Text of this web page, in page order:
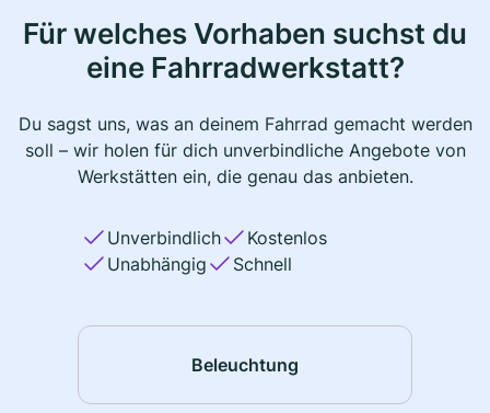
Für welches Vorhaben suchst du
eine Fahrradwerkstatt?
Du sagst uns, was an deinem Fahrrad gemacht werden
soll – wir holen für dich unverbindliche Angebote von
Werkstätten ein, die genau das anbieten.
Unverbindlich
Kostenlos
Unabhängig
Schnell
Beleuchtung